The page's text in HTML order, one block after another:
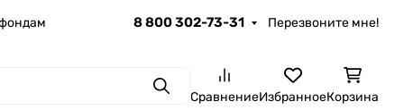
8 800 302-73-31 Перезвоните мне!
ПоискСравнениеИзбранноеКорзина